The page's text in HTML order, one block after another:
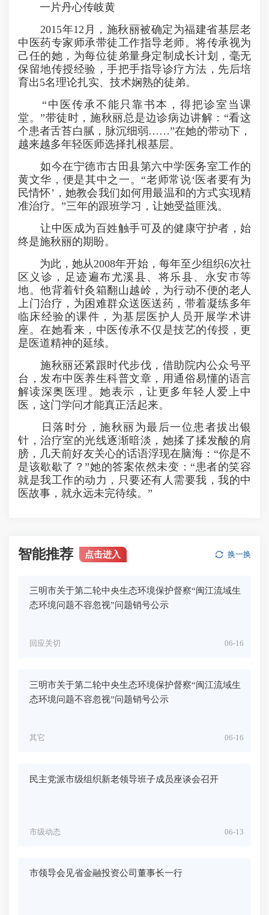
一片丹心传岐黄
2015年12月，施秋丽被确定为福建省基层老
中医药专家师承带徒工作指导老师。将传承视为
己任的她，为每位徒弟量身定制成长计划，毫无
保留地传授经验，手把手指导诊疗方法，先后培
育出5名理论扎实、技术娴熟的徒弟。
“中医传承不能只靠书本，得把诊室当课
堂。”带徒时，施秋丽总是边诊病边讲解：“看这
个患者舌苔白腻，脉沉细弱……”在她的带动下，
越来越多年轻医师选择扎根基层。
如今在宁德市古田县第六中学医务室工作的
黄文华，便是其中之一。“老师常说‘医者要有为
民情怀’，她教会我们如何用最温和的方式实现精
准治疗。”三年的跟班学习，让她受益匪浅。
让中医成为百姓触手可及的健康守护者，始
终是施秋丽的期盼。
为此，她从2008年开始，每年至少组织6次社
区义诊，足迹遍布尤溪县、将乐县、永安市等
地。他背着针灸箱翻山越岭，为行动不便的老人
上门治疗，为困难群众送医送药，带着凝练多年
临床经验的课件，为基层医护人员开展学术讲
座。在她看来，中医传承不仅是技艺的传授，更
是医道精神的延续。
施秋丽还紧跟时代步伐，借助院内公众号平
台，发布中医养生科普文章，用通俗易懂的语言
解读深奥医理。她表示，让更多年轻人爱上中
医，这门学问才能真正活起来。
日落时分，施秋丽为最后一位患者拔出银
针，治疗室的光线逐渐暗淡，她揉了揉发酸的肩
膀，几天前好友关心的话语浮现在脑海：“你是不
是该歇歇了？”她的答案依然未变：“患者的笑容
就是我工作的动力，只要还有人需要我，我的中
医故事，就永远未完待续。”
智能推荐 点击进入 换一换
三明市关于第二轮中央生态环境保护督察“闽江流域生
态环境问题不容忽视”问题销号公示
06-16
回应关切
三明市关于第二轮中央生态环境保护督察“闽江流域生
态环境问题不容忽视”问题销号公示
06-16
其它
民主党派市级组织新老领导班子成员座谈会召开
06-13
市级动态
市领导会见省金融投资公司董事长一行